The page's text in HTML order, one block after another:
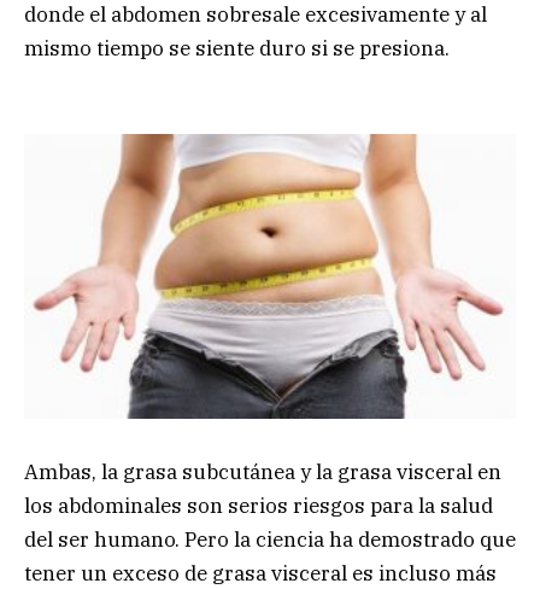
donde el abdomen sobresale excesivamente y al
mismo tiempo se siente duro si se presiona.
Ambas, la grasa subcutánea y la grasa visceral en
los abdominales son serios riesgos para la salud
del ser humano. Pero la ciencia ha demostrado que
tener un exceso de grasa visceral es incluso más